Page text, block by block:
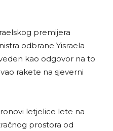
premijera
odbrane Yisraela
kao odgovor na to
rakete na sjeverni
letjelice lete na
prostora od